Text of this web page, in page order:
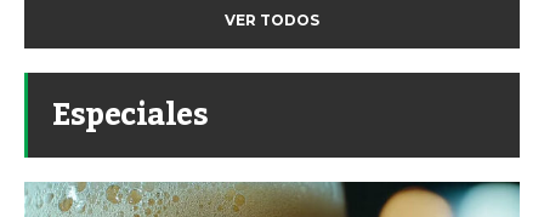
VER TODOS
Especiales